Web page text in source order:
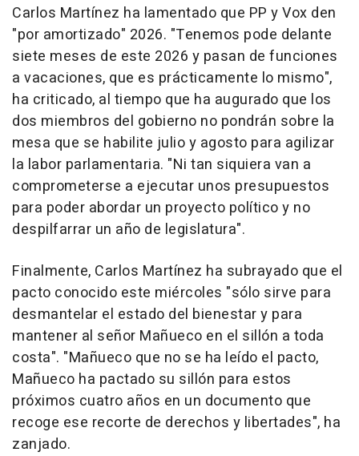
Carlos Martínez ha lamentado que PP y Vox den
"por amortizado" 2026. "Tenemos pode delante
siete meses de este 2026 y pasan de funciones
a vacaciones, que es prácticamente lo mismo",
ha criticado, al tiempo que ha augurado que los
dos miembros del gobierno no pondrán sobre la
mesa que se habilite julio y agosto para agilizar
la labor parlamentaria. "Ni tan siquiera van a
comprometerse a ejecutar unos presupuestos
para poder abordar un proyecto político y no
despilfarrar un año de legislatura".
Finalmente, Carlos Martínez ha subrayado que el
pacto conocido este miércoles "sólo sirve para
desmantelar el estado del bienestar y para
mantener al señor Mañueco en el sillón a toda
costa". "Mañueco que no se ha leído el pacto,
Mañueco ha pactado su sillón para estos
próximos cuatro años en un documento que
recoge ese recorte de derechos y libertades", ha
zanjado.